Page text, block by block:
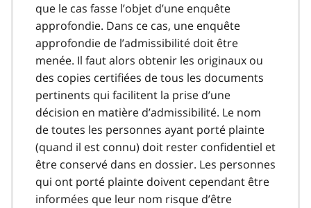
que le cas fasse l’objet d’une enquête
approfondie. Dans ce cas, une enquête
approfondie de l’admissibilité doit être
menée. Il faut alors obtenir les originaux ou
des copies certifiées de tous les documents
pertinents qui facilitent la prise d’une
décision en matière d’admissibilité. Le nom
de toutes les personnes ayant porté plainte
(quand il est connu) doit rester confidentiel et
être conservé dans en dossier. Les personnes
qui ont porté plainte doivent cependant être
informées que leur nom risque d’être